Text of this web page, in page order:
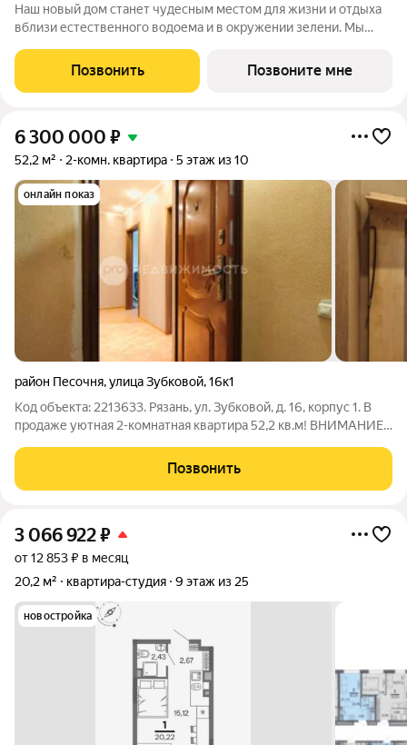
Наш новый дом станет чудесным местом для жизни и отдыха
вблизи естественного водоема и в окружении зелени. Мы
небольших студий, в которых можно начать свою
студенческую самостоятельную жизнь до
Позвонить Позвоните мне
6 300 000 ₽
52,2 м² 2-комн. квартира 5 этаж из 10
онлайн показ
район Песочня,улица Зубковой,16к1
Код объекта: 2213633. Рязань, ул. Зубковой, д. 16, корпус 1. В
продаже уютная 2-комнатная квартира 52,2 кв.м! ВНИМАНИЕ!
факту ещё + балкон 3 кв.м, ИТОГО БОЛЕЕ 55 кв.м! НАЙДИТЕ
ПЛАНИРОВКУ СРЕДИ
Позвонить
3 066 922₽
от 12 853 ₽ в месяц
20,2 м²
квартира-студия 9 этаж из 25
новостройка